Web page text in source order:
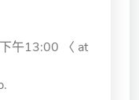
午13:00 〈 at